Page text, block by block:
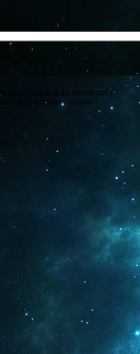
la verdad de los fenómenos y
OVNI en nuestro mundo.»